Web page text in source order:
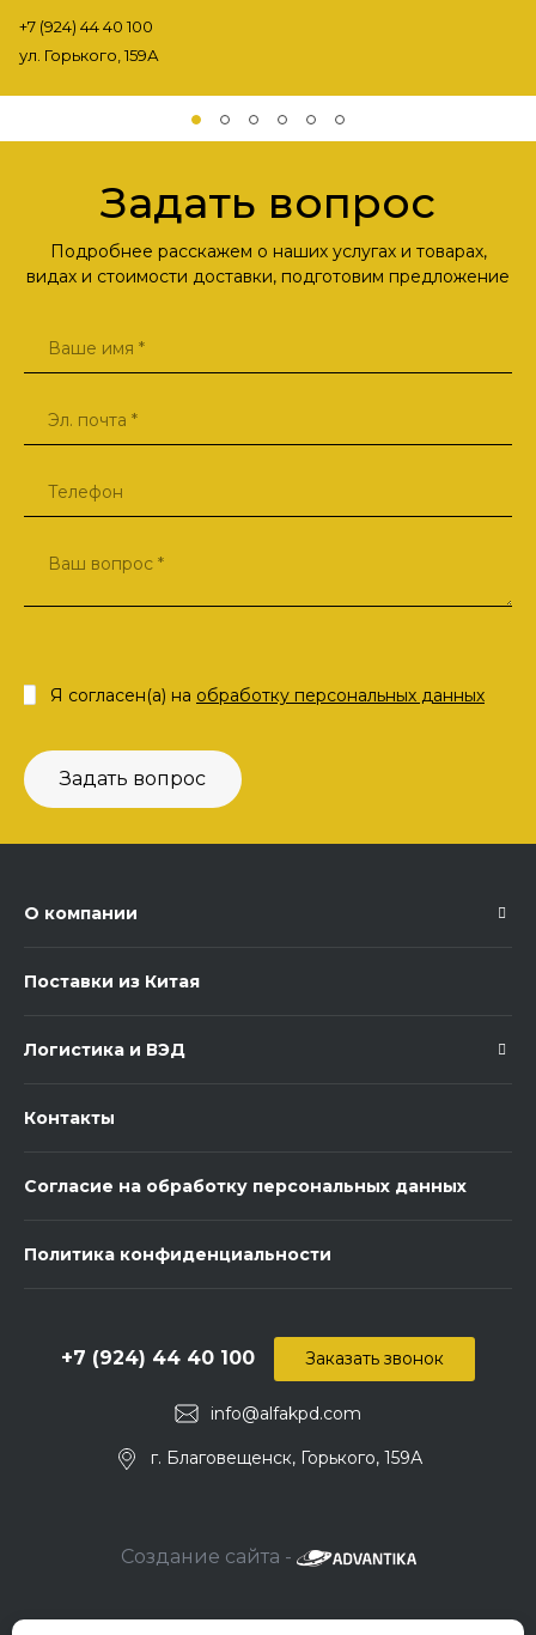
+7 (924) 44 40 100
ул. Горького, 159А
Задать вопрос
Подробнее расскажем о наших услугах и товарах,
видах и стоимости доставки, подготовим предложение
Задать вопрос
Я согласен(а) на обработку персональных данных
О компании
Поставки из Китая
Логистика и ВЭД
Контакты
Согласие на обработку персональных данных
Политика конфиденциальности
info@alfakpd.com
+7 (924) 44 40 100
г. Благовещенск, Горького, 159А
Заказать звонок
Создание сайта -